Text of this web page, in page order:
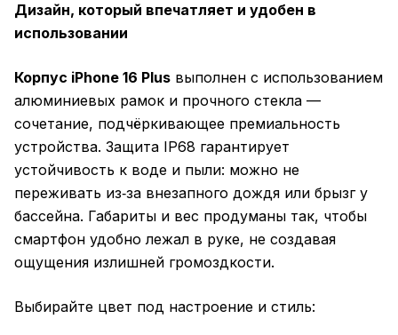
Дизайн, который впечатляет и удобен в
использовании
Корпус iPhone 16 Plus выполнен с использованием
алюминиевых рамок и прочного стекла —
сочетание, подчёркивающее премиальность
устройства. Защита IP68 гарантирует
устойчивость к воде и пыли: можно не
переживать из‑за внезапного дождя или брызг у
бассейна. Габариты и вес продуманы так, чтобы
смартфон удобно лежал в руке, не создавая
ощущения излишней громоздкости.
Выбирайте цвет под настроение и стиль: